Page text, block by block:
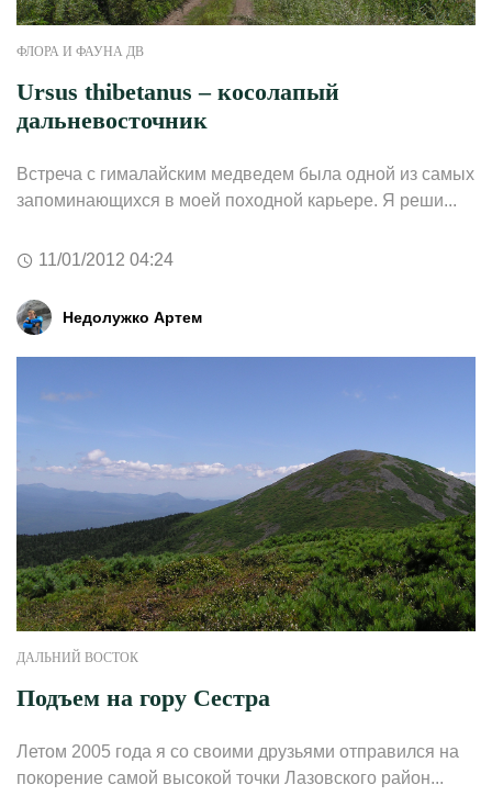
ФЛОРА И ФАУНА ДВ
Ursus thibetanus – косолапый
дальневосточник
Встреча с гималайским медведем была одной из самых
запоминающихся в моей походной карьере. Я реши...
11/01/2012 04:24
Недолужко Артем
ДАЛЬНИЙ ВОСТОК
Подъем на гору Сестра
Летом 2005 года я со своими друзьями отправился на
покорение самой высокой точки Лазовского район...